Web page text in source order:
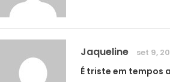
Jaqueline set 9,
É triste em tempos